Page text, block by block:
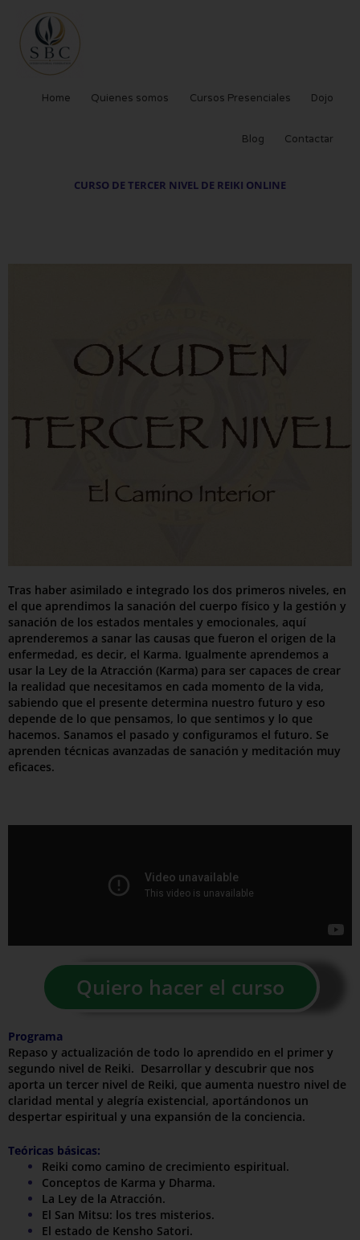
contenido
Home Quienes somos Cursos Presenciales Dojo
Blog Contactar
CURSO DE TERCER NIVEL DE REIKI ONLINE
Tras haber asimilado e integrado los dos primeros niveles, en
el que aprendimos la sanación del cuerpo físico y la gestión y
sanación de los estados mentales y emocionales, aquí
aprenderemos a sanar las causas que fueron el origen de la
enfermedad, es decir, el Karma. Igualmente aprendemos a
usar la Ley de la Atracción (Karma) para ser capaces de crear
la realidad que necesitamos en cada momento de la vida,
sabiendo que el presente determina nuestro futuro y eso
depende de lo que pensamos, lo que sentimos y lo que
hacemos. Sanamos el pasado y configuramos el futuro. Se
aprenden técnicas avanzadas de sanación y meditación muy
eficaces.
Quiero hacer el curso
Programa
Repaso y actualización de todo lo aprendido en el primer y
segundo nivel de Reiki. Desarrollar y descubrir que nos
aporta un tercer nivel de Reiki, que aumenta nuestro nivel de
claridad mental y alegría existencial, aportándonos un
despertar espiritual y una expansión de la conciencia.
Teóricas básicas:
Reiki como camino de crecimiento espiritual.
Conceptos de Karma y Dharma.
La Ley de la Atracción.
El San Mitsu: los tres misterios.
El estado de Kensho Satori.